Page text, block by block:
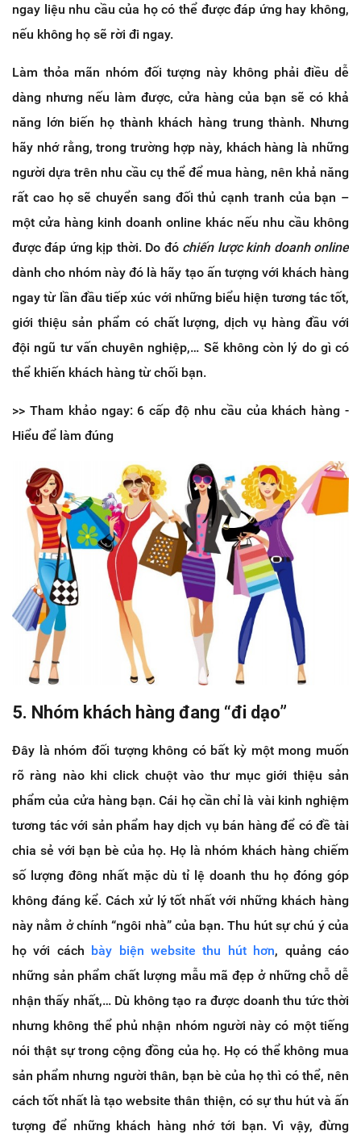
ngay liệu nhu cầu của họ có thể được đáp ứng hay không,
nếu không họ sẽ rời đi ngay.
Làm thỏa mãn nhóm đối tượng này không phải điều dễ
dàng nhưng nếu làm được, cửa hàng của bạn sẽ có khả
năng lớn biến họ thành khách hàng trung thành. Nhưng
hãy nhớ rằng, trong trường hợp này, khách hàng là những
người dựa trên nhu cầu cụ thể để mua hàng, nên khả năng
rất cao họ sẽ chuyển sang đối thủ cạnh tranh của bạn –
một cửa hàng kinh doanh online khác nếu nhu cầu không
được đáp ứng kịp thời. Do đó chiến lược kinh doanh online
dành cho nhóm này đó là hãy tạo ấn tượng với khách hàng
ngay từ lần đầu tiếp xúc với những biểu hiện tương tác tốt,
giới thiệu sản phẩm có chất lượng, dịch vụ hàng đầu với
đội ngũ tư vấn chuyên nghiệp,… Sẽ không còn lý do gì có
thể khiến khách hàng từ chối bạn.
>> Tham khảo ngay: 6 cấp độ nhu cầu của khách hàng -
Hiểu để làm đúng
5. Nhóm khách hàng đang “đi dạo”
Đây là nhóm đối tượng không có bất kỳ một mong muốn
rõ ràng nào khi click chuột vào thư mục giới thiệu sản
phẩm của cửa hàng bạn. Cái họ cần chỉ là vài kinh nghiệm
tương tác với sản phẩm hay dịch vụ bán hàng để có đề tài
chia sẻ với bạn bè của họ. Họ là nhóm khách hàng chiếm
số lượng đông nhất mặc dù tỉ lệ doanh thu họ đóng góp
không đáng kể. Cách xử lý tốt nhất với những khách hàng
này nằm ở chính “ngôi nhà” của bạn. Thu hút sự chú ý của
họ với cách bày biện website thu hút hơn, quảng cáo
những sản phẩm chất lượng mẫu mã đẹp ở những chỗ dễ
nhận thấy nhất,… Dù không tạo ra được doanh thu tức thời
nhưng không thể phủ nhận nhóm người này có một tiếng
nói thật sự trong cộng đồng của họ. Họ có thể không mua
sản phẩm nhưng người thân, bạn bè của họ thì có thể, nên
cách tốt nhất là tạo website thân thiện, có sự thu hút và ấn
tượng để những khách hàng nhớ tới bạn. Vì vậy, đừng